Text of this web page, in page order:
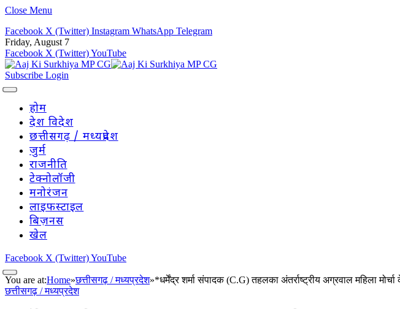
Close Menu
Facebook X (Twitter) Instagram WhatsApp Telegram
Friday, August 7
Facebook X (Twitter)YouTube
Subscribe Login
होम
देश विदेश
छत्तीसगढ़ / मध्यप्रदेश
जुर्म
राजनीति
टेक्नोलॉजी
मनोरंजन
लाइफस्टाइल
बिज़नस
खेल
Facebook X (Twitter)YouTube
You are at:Home»छत्तीसगढ़ / मध्यप्रदेश»*धर्मेंद्र शर्मा संपादक (C.G) तहलका अंतर्राष्ट्रीय अग्रवाल महिला
छत्तीसगढ़ / मध्यप्रदेश